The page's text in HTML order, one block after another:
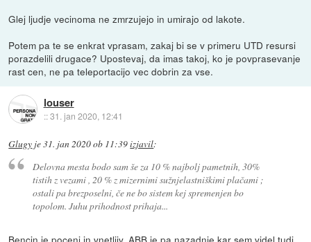
Glej ljudje vecinoma ne zmrzujejo in umirajo od lakote.
Potem pa te se enkrat vprasam, zakaj bi se v primeru UTD resursi
porazdelili drugace? Upostevaj, da imas takoj, ko je povprasevanje
rast cen, ne pa teleportacijo vec dobrin za vse.
louser
::31. jan 2020, 12:41
Glugy je31. jan 2020 ob 11:39izjavil:
Delovna mesta bodo sam še za 10 % najbolj pametnih, 30%
tistih z vezami , 20 % z mizernimi sužnjelastniškimi plačami ;
ostali pa brezposelni, če ne bo sistem kej spremenjen bo
topolom. Juhu prihodnost prihaja...